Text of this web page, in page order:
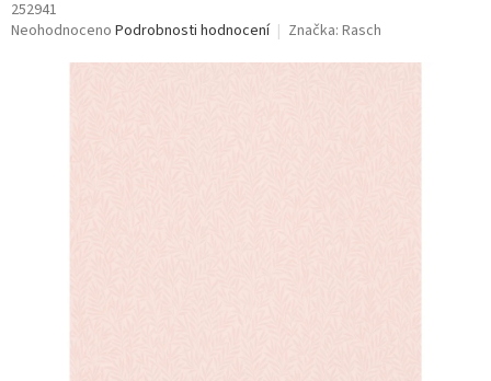
252941
Průměrné
Neohodnoceno Podrobnosti hodnocení Značka: Rasch